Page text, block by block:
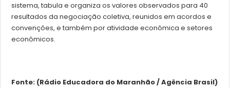
sistema, tabula e organiza os valores observados para 40
resultados da negociação coletiva, reunidos em acordos e
convenções, e também por atividade econômica e setores
econômicos.
Fonte: (Rádio Educadora do Maranhão / Agência Brasil)